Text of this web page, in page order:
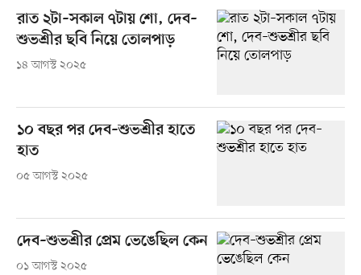
রাত ২টা–সকাল ৭টায় শো, দেব–
শুভশ্রীর ছবি নিয়ে তোলপাড়
১৪ আগস্ট ২০২৫
১০ বছর পর দেব–শুভশ্রীর হাতে
হাত
০৫ আগস্ট ২০২৫
দেব–শুভশ্রীর প্রেম ভেঙেছিল কেন
০১ আগস্ট ২০২৫